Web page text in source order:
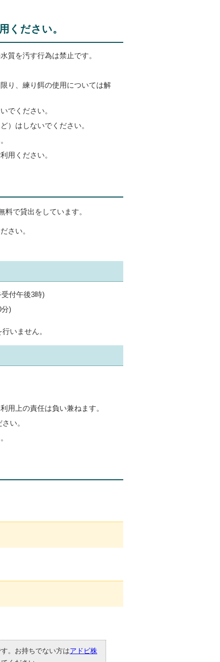
ください。
質を汚す行為は禁止です。
り、練り餌の使用については解
でください。
）はしないでください。
用ください。
で貸出をしています。
さい。
付午後3時)
)
いません。
用上の責任は負い兼ねます。
い。
。お持ちでない方はアドビ株